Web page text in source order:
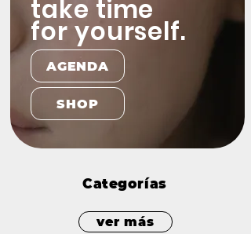
take time
for yourself.
AGENDA
SHOP
Categorías
ver más